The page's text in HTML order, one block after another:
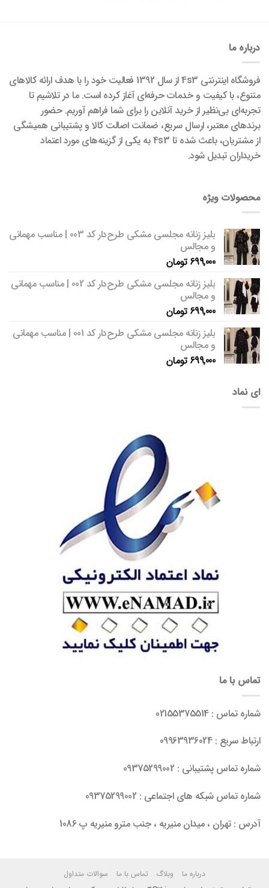
درباره ما
فروشگاه اینترنتی 4s3 از سال 1392 فعالیت خود را با هدف ارائه کالاهای
متنوع، با کیفیت و خدمات حرفه‌ای آغاز کرده است. ما در تلاشیم تا
تجربه‌ای بی‌نظیر از خرید آنلاین را برای شما فراهم آوریم. حضور
برندهای معتبر، ارسال سریع، ضمانت اصالت کالا و پشتیبانی همیشگی
از مشتریان، باعث شده تا 4s3 به یکی از گزینه‌های مورد اعتماد
خریداران تبدیل شود.
محصولات ویژه
بلیز زنانه مجلسی مشکی طرح‌دار کد 003 | مناسب مهمانی
و مجالس
699,000 تومان
بلیز زنانه مجلسی مشکی طرح‌دار کد 002 | مناسب مهمانی
و مجالس
699,000 تومان
بلیز زنانه مجلسی مشکی طرح‌دار کد 001 | مناسب مهمانی
و مجالس
699,000 تومان
ای نماد
تماس با ما
شماره تماس : 02155375514
ارتباط سریع : 09963936024
شماره تماس پشتیبانی : 09375299002
شماره تماس شبکه های اجتماعی : 09375299002
آدرس : تهران ، میدان منیریه ، جنب مترو منیریه پ 1086
درباره ما وبلاگ تماس با ما سوالات متداول